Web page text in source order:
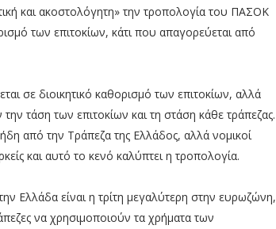
και ακοστολόγητη» την τροπολογία του ΠΑΣΟΚ
των επιτοκίων, κάτι που απαγορεύεται από
σε διοικητικό καθορισμό των επιτοκίων, αλλά
τάση των επιτοκίων και τη στάση κάθε τράπεζας.
από την Τράπεζα της Ελλάδος, αλλά νομικοί
και αυτό το κενό καλύπτει η τροπολογία.
Ελλάδα είναι η τρίτη μεγαλύτερη στην ευρωζώνη,
να χρησιμοποιούν τα χρήματα των